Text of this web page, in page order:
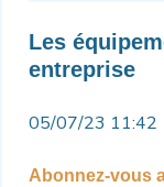
Les
entreprise
05/07/23 11:42
Abonnez-vous